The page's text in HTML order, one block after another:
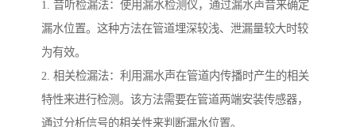
1. 音听检漏法：使用漏水检测仪，通过漏水声音来确定
漏水位置。这种方法在管道埋深较浅、泄漏量较大时较
为有效。
2. 相关检漏法：利用漏水声在管道内传播时产生的相关
特性来进行检测。该方法需要在管道两端安装传感器，
通过分析信号的相关性来判断漏水位置。